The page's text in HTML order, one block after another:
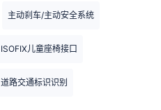
主动刹车/主动安全系统
ISOFIX儿童座椅接口
道路交通标识识别